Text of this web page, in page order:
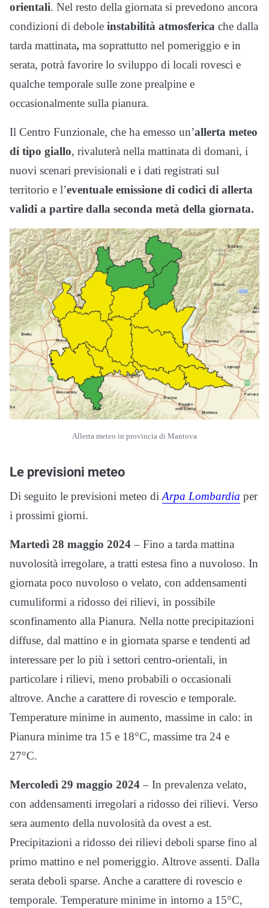
orientali. Nel resto della giornata si prevedono ancora
condizioni di debole instabilità atmosferica che dalla
tarda mattinata, ma soprattutto nel pomeriggio e in
serata, potrà favorire lo sviluppo di locali rovesci e
qualche temporale sulle zone prealpine e
occasionalmente sulla pianura.
Il Centro Funzionale, che ha emesso un’allerta meteo
di tipo giallo, rivaluterà nella mattinata di domani, i
nuovi scenari previsionali e i dati registrati sul
territorio e l’eventuale emissione di codici di allerta
validi a partire dalla seconda metà della giornata.
Allerta meteo in provincia di Mantova
Le previsioni meteo
Di seguito le previsioni meteo di Arpa Lombardia per
i prossimi giorni.
Martedì 28 maggio 2024– Fino a tarda mattina
nuvolosità irregolare, a tratti estesa fino a nuvoloso. In
giornata poco nuvoloso o velato, con addensamenti
cumuliformi a ridosso dei rilievi, in possibile
sconfinamento alla Pianura. Nella notte precipitazioni
diffuse, dal mattino e in giornata sparse e tendenti ad
interessare per lo più i settori centro-orientali, in
particolare i rilievi, meno probabili o occasionali
altrove. Anche a carattere di rovescio e temporale.
Temperature minime in aumento, massime in calo: in
Pianura minime tra 15 e 18°C, massime tra 24 e
27°C.
Mercoledì 29 maggio 2024– In prevalenza velato,
con addensamenti irregolari a ridosso dei rilievi. Verso
sera aumento della nuvolosità da ovest a est.
Precipitazioni a ridosso dei rilievi deboli sparse fino al
primo mattino e nel pomeriggio. Altrove assenti. Dalla
serata deboli sparse. Anche a carattere di rovescio e
temporale. Temperature minime in intorno a 15°C,